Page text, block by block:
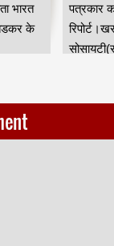
भारत
के
पत्रकार